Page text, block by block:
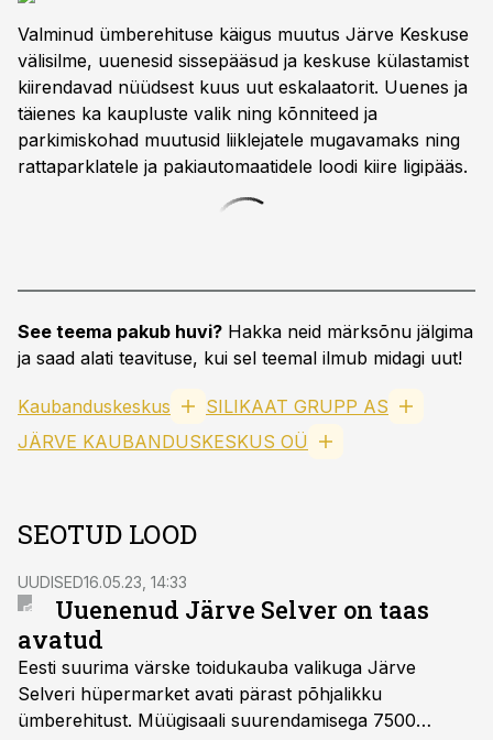
Valminud ümberehituse käigus muutus Järve Keskuse
välisilme, uuenesid sissepääsud ja keskuse külastamist
kiirendavad nüüdsest kuus uut eskalaatorit. Uuenes ja
täienes ka kaupluste valik ning kõnniteed ja
parkimiskohad muutusid liiklejatele mugavamaks ning
rattaparklatele ja pakiautomaatidele loodi kiire ligipääs.
See teema pakub huvi? Hakka neid märksõnu jälgima
ja saad alati teavituse, kui sel teemal ilmub midagi uut!
Kaubanduskeskus
SILIKAAT GRUPP AS
JÄRVE KAUBANDUSKESKUS OÜ
SEOTUD LOOD
UUDISED16.05.23, 14:33
Uuenenud Järve Selver on taas
avatud
Eesti suurima värske toidukauba valikuga Järve
Selveri hüpermarket avati pärast põhjalikku
ümberehitust. Müügisaali suurendamisega 7500